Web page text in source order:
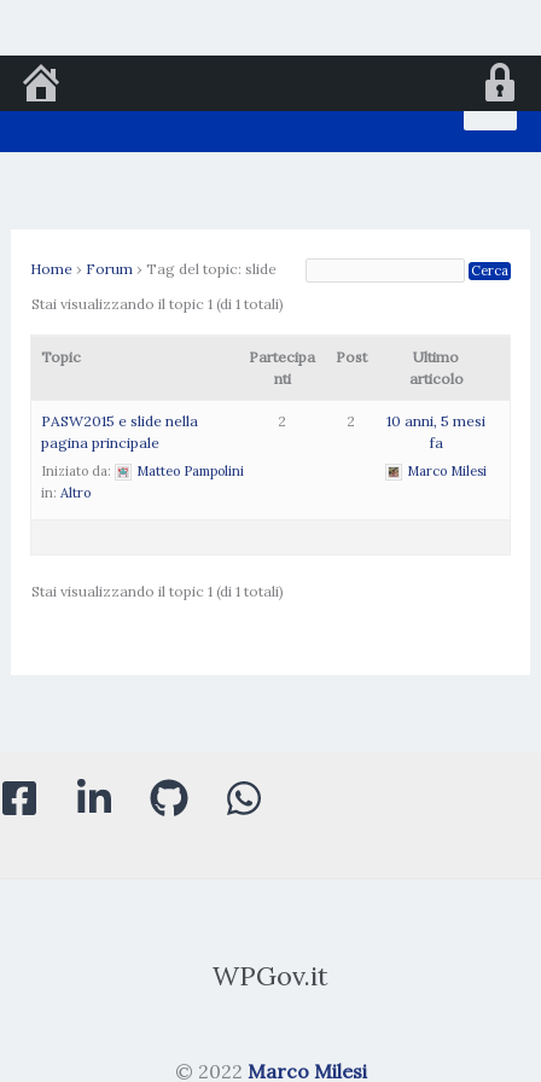
al
Home › Forum › Tag del topic: slide
Stai visualizzando il topic 1 (di 1 totali)
Topic
Partecipa
nti
Post
Ultimo
articolo
PASW2015 e slide nella
pagina principale
Iniziato da:
Matteo Pampolini
in: Altro
2 2
10 anni, 5 mesi
fa
Marco Milesi
Stai visualizzando il topic 1 (di 1 totali)
WPGov.it
© 2022 Marco Milesi